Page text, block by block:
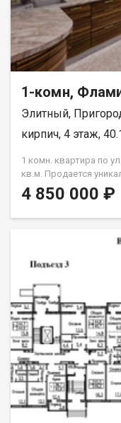
1-комн,
Элитный,
кирпич, 4 этаж,
1 комн. квартира по
кв.м. Продается
в новом кирпичном
квартира идеально
просторную кухню,
оборудована всем
трудового дня. Но не
особенным. Рядом с
объекты
итд. Сама территория
высажены деревья и
площадок. Рядом с
сада,4 продуктовых
Возможен обмен на
в рассрочку. При
варианта -
4 850 000 ₽